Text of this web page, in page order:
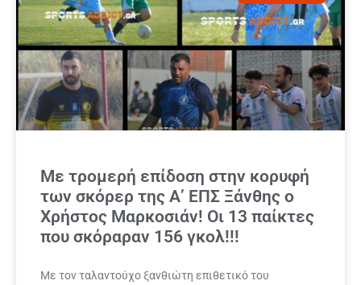
Με τρομερή επίδοση στην κορυφή
των σκόρερ της Α’ ΕΠΣ Ξάνθης ο
Χρήστος Μαρκοσιάν! Οι 13 παίκτες
που σκόραραν 156 γκολ!!!
Με τον ταλαντούχο ξανθιώτη επιθετικό του